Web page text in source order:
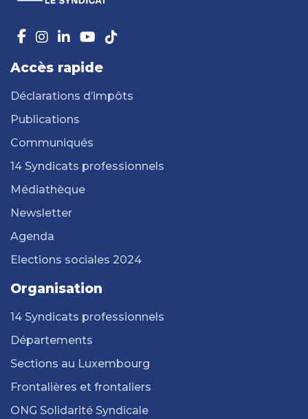
Accès rapide
Déclarations d’impôts
Publications
Communiqués
14 Syndicats professionnels
Médiathèque
Newsletter
Agenda
Elections sociales 2024
Organisation
14 Syndicats professionnels
Départements
Sections au Luxembourg
Frontalières et frontaliers
ONG Solidarité Syndicale